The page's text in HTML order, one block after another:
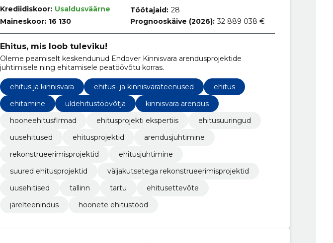
Krediidiskoor: Usaldusväärne
Maineskoor: 16 130
Töötajaid: 28
Prognooskäive (2026): 32 889 038 €
Ehitus, mis loob tuleviku!
Oleme peamiselt keskendunud Endover Kinnisvara arendusprojektide
juhtimisele ning ehitamisele peatöövõtu korras.
ehitus ja kinnisvara ehitus- ja kinnisvarateenused
ehitus
ehitamine
üldehitustöövõtja
kinnisvara arendus
hooneehitusfirmad
ehitusprojekti ekspertiis
ehitusuuringud
uusehitused
ehitusprojektid
arendusjuhtimine
rekonstrueerimisprojektid
ehitusjuhtimine
suured ehitusprojektid
väljakutsetega rekonstrueerimisprojektid
uusehitised
tallinn tartu
ehitusettevõte
järelteenindus
hoonete ehitustööd